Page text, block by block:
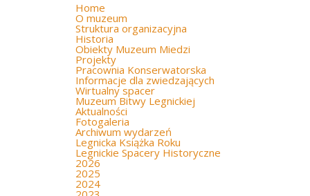
Home
O muzeum
Struktura organizacyjna
Historia
Obiekty Muzeum Miedzi
Projekty
Pracownia Konserwatorska
Informacje dla zwiedzających
Wirtualny spacer
Muzeum Bitwy Legnickiej
Aktualności
Fotogaleria
Archiwum wydarzeń
Legnicka Książka Roku
Legnickie Spacery Historyczne
2026
2025
2024